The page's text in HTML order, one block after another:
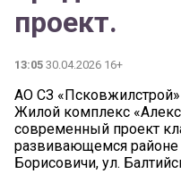
проект.
13:05 30.04.2026 16+
АО СЗ
Жилой комплекс
современный проект
развивающемся районе
Борисовичи, ул.